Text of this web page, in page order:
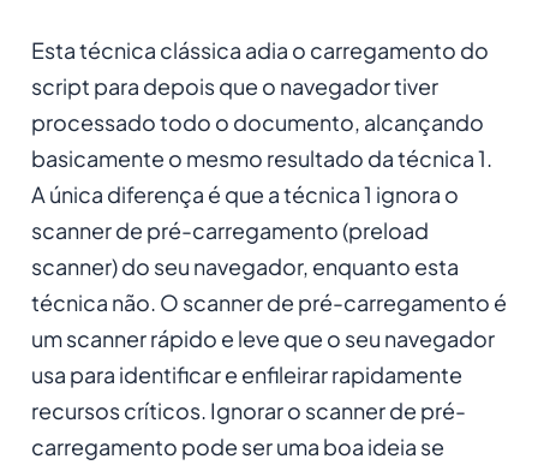
Esta técnica clássica adia o carregamento do
script para depois que o navegador tiver
processado todo o documento, alcançando
basicamente o mesmo resultado da técnica 1.
A única diferença é que a técnica 1 ignora o
scanner de pré-carregamento (preload
scanner) do seu navegador, enquanto esta
técnica não. O scanner de pré-carregamento é
um scanner rápido e leve que o seu navegador
usa para identificar e enfileirar rapidamente
recursos críticos. Ignorar o scanner de pré-
carregamento pode ser uma boa ideia se